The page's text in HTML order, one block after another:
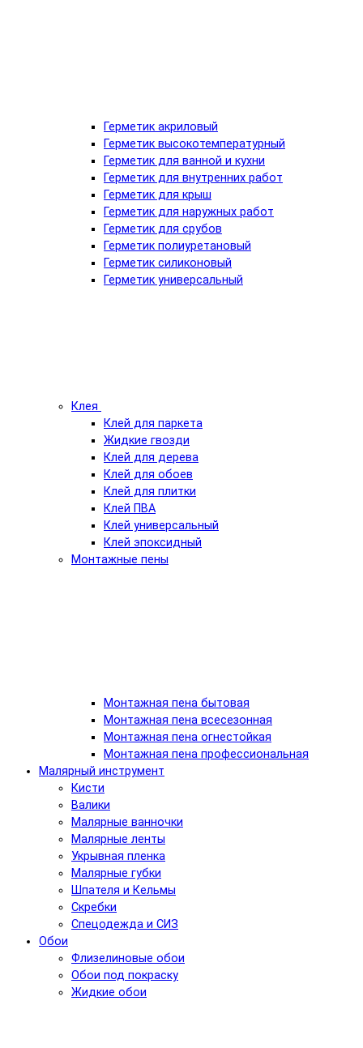
Герметик акриловый
Герметик высокотемпературный
Герметик для ванной и кухни
Герметик для внутренних работ
Герметик для крыш
Герметик для наружных работ
Герметик для срубов
Герметик полиуретановый
Герметик силиконовый
Герметик универсальный
Клея
Клей для паркета
Жидкие гвозди
Клей для дерева
Клей для обоев
Клей для плитки
Клей ПВА
Клей универсальный
Клей эпоксидный
Монтажные пены
Монтажная пена бытовая
Монтажная пена всесезонная
Монтажная пена огнестойкая
Монтажная пена профессиональная
Малярный инструмент
Кисти
Валики
Малярные ванночки
Малярные ленты
Укрывная пленка
Малярные губки
Шпателя и Кельмы
Скребки
Спецодежда и СИЗ
Обои
Флизелиновые обои
Обои под покраску
Жидкие обои